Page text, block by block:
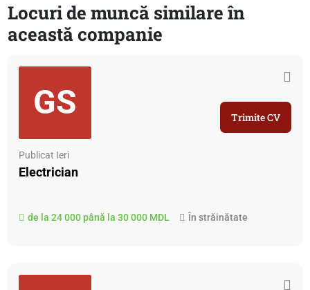
Locuri de muncă similare în
această companie
GS
Publicat Ieri
Electrician
de la 24 000 până la 30 000 MDL În străinătate
Trimite CV